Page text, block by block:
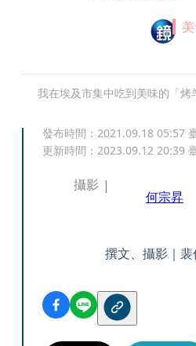
我在埃及市集中吃到美味的「烤
發布時間： 2021.09.18 05:57
更新時間： 2023.09.12 20:39
攝影
何宗昇
撰文、攝影｜